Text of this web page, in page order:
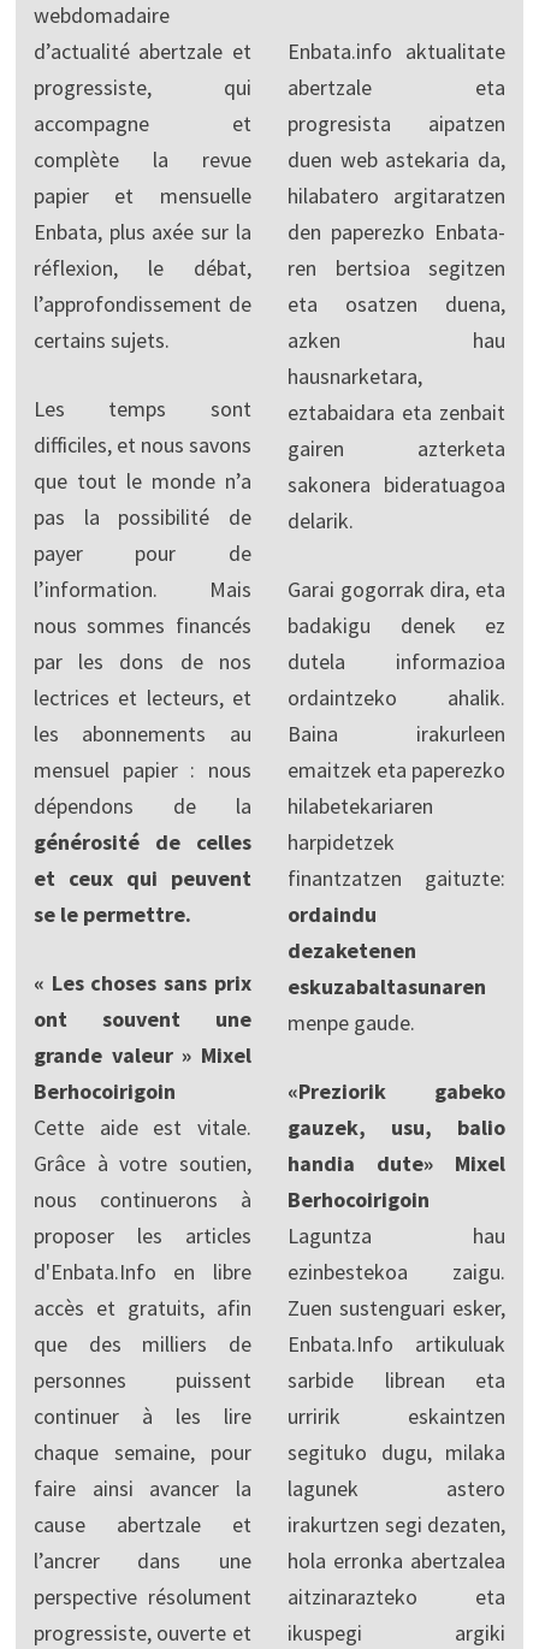
webdomadaire
d’actualité abertzale et
progressiste, qui
accompagne et
complète la revue
papier et mensuelle
Enbata, plus axée sur la
réflexion, le débat,
l’approfondissement de
certains sujets.
Les temps sont
difficiles, et nous savons
que tout le monde n’a
pas la possibilité de
payer pour de
l’information. Mais
nous sommes financés
par les dons de nos
lectrices et lecteurs, et
les abonnements au
mensuel papier : nous
dépendons de la
générosité de celles
et ceux qui peuvent
se le permettre.
« Les choses sans prix
ont souvent une
grande valeur » Mixel
Berhocoirigoin
Cette aide est vitale.
Grâce à votre soutien,
nous continuerons à
proposer les articles
d'Enbata.Info en libre
accès et gratuits, afin
que des milliers de
personnes puissent
continuer à les lire
chaque semaine, pour
faire ainsi avancer la
cause abertzale et
l’ancrer dans une
perspective résolument
progressiste, ouverte et
Enbata.info aktualitate
abertzale eta
progresista aipatzen
duen web astekaria da,
hilabatero argitaratzen
den paperezko Enbata-
ren bertsioa segitzen
eta osatzen duena,
azken hau
hausnarketara,
eztabaidara eta zenbait
gairen azterketa
sakonera bideratuagoa
delarik.
Garai gogorrak dira, eta
badakigu denek ez
dutela informazioa
ordaintzeko ahalik.
Baina irakurleen
emaitzek eta paperezko
hilabetekariaren
harpidetzek
finantzatzen gaituzte:
ordaindu
dezaketenen
eskuzabaltasunaren
menpe gaude.
«Preziorik gabeko
gauzek, usu, balio
handia dute» Mixel
Berhocoirigoin
Laguntza hau
ezinbestekoa zaigu.
Zuen sustenguari esker,
Enbata.Info artikuluak
sarbide librean eta
urririk eskaintzen
segituko dugu, milaka
lagunek astero
irakurtzen segi dezaten,
hola erronka abertzalea
aitzinarazteko eta
ikuspegi argiki